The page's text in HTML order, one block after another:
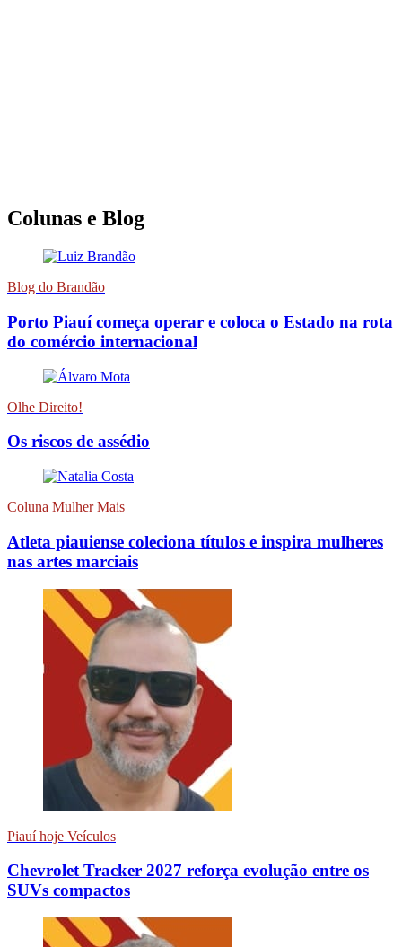
Colunas e Blog
Blog do Brandão
Porto Piauí começa operar e coloca o Estado na rota
do comércio internacional
Olhe Direito!
Os riscos de assédio
Coluna Mulher Mais
Atleta piauiense coleciona títulos e inspira mulheres
nas artes marciais
Piauí hoje Veículos
Chevrolet Tracker 2027 reforça evolução entre os
SUVs compactos